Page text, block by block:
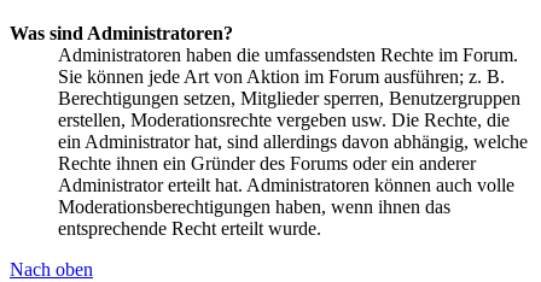
Was sind Administratoren?
Administratoren haben die umfassendsten Rechte im Forum.
Sie können jede Art von Aktion im Forum ausführen; z. B.
Berechtigungen setzen, Mitglieder sperren, Benutzergruppen
erstellen, Moderationsrechte vergeben usw. Die Rechte, die
ein Administrator hat, sind allerdings davon abhängig, welche
Rechte ihnen ein Gründer des Forums oder ein anderer
Administrator erteilt hat. Administratoren können auch volle
Moderationsberechtigungen haben, wenn ihnen das
entsprechende Recht erteilt wurde.
Nach oben